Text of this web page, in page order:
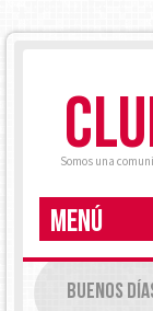
Somos una
MENÚ
BUENOS